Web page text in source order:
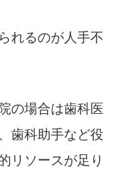
れるのが人手不
の場合は歯科医
歯科助手など役
リソースが足り